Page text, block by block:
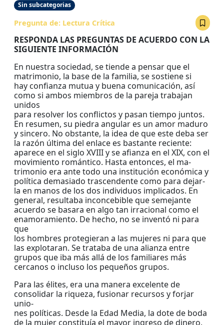
Sin subcategorias
Pregunta de: Lectura Crítica
RESPONDA LAS PREGUNTAS DE ACUERDO CON LA
SIGUIENTE INFORMACIÓN
En nuestra sociedad, se tiende a pensar que el
matrimonio, la base de la familia, se sostiene si
hay confianza mutua y buena comunicación, así
como si ambos miembros de la pareja trabajan
unidos
para resolver los conflictos y pasan tiempo juntos.
En resumen, su piedra angular es un amor maduro
y sincero. No obstante, la idea de que este deba ser
la razón última del enlace es bastante reciente:
aparece en el siglo XVIII y se afianza en el XIX, con el
movimiento romántico. Hasta entonces, el ma-
trimonio era ante todo una institución económica y
política demasiado trascendente como para dejar-
la en manos de los dos individuos implicados. En
general, resultaba inconcebible que semejante
acuerdo se basara en algo tan irracional como el
enamoramiento. De hecho, no se inventó ni para
que
los hombres protegieran a las mujeres ni para que
las explotaran. Se trataba de una alianza entre
grupos que iba más allá de los familiares más
cercanos o incluso los pequeños grupos.
Para las élites, era una manera excelente de
consolidar la riqueza, fusionar recursos y forjar
unio-
nes políticas. Desde la Edad Media, la dote de boda
de la mujer constituía el mayor ingreso de dinero,